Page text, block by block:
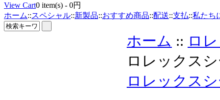
View Cart0 item(s) - 0円
ホーム::スペシャル::新製品::おすすめ商品::配送::支払::私たち
ホーム :: ロ
ロレックス
ロレックス